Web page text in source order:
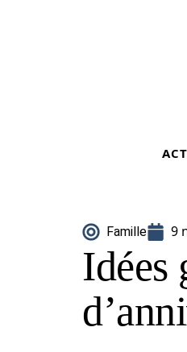
Famille 9
Idées